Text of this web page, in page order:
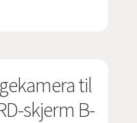
til
skjerm B-